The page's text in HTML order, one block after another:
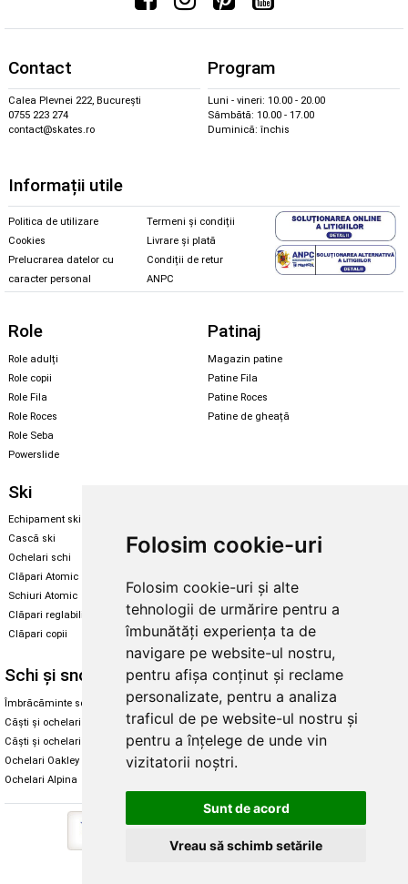
Folosim cookie-uri
Folosim cookie-uri și alte
tehnologii de urmărire pentru a
îmbunătăți experiența ta de
navigare pe website-ul nostru,
pentru afișa conținut și reclame
personalizate, pentru a analiza
traficul de pe website-ul nostru și
pentru a înțelege de unde vin
vizitatorii noștri.
Sunt de acord
Vreau să schimb setările
Contact
Calea Plevnei 222, București
0755 223 274
contact@skates.ro
Program
Luni - vineri: 10.00 - 20.00
Sâmbătă: 10.00 - 17.00
Duminică: închis
Informații utile
Politica de utilizare
Cookies
Prelucrarea datelor cu
caracter personal
Termeni și condiții
Livrare și plată
Condiții de retur
ANPC
Role
Role adulți
Role copii
Role Fila
Role Roces
Role Seba
Powerslide
Patinaj
Magazin patine
Patine Fila
Patine Roces
Patine de gheață
Ski
Echipament ski
Cască ski
Ochelari schi
Clăpari Atomic
Schiuri Atomic
Clăpari reglabili
Clăpari copii
Echipament snowboard
Skate & longboard
Santa Cruz
Enuff Skateboards
Schi și snowboard
Îmbrăcăminte schi și snowboard
Căști și ochelari de iarnă
Căști și ochelari Alpina
Ochelari Oakley
Ochelari Alpina
Diverse
Cum aleg rolele
Cum aleg ochelarii
Ochelari de soare Oakley
Ochelari de soare Alpina